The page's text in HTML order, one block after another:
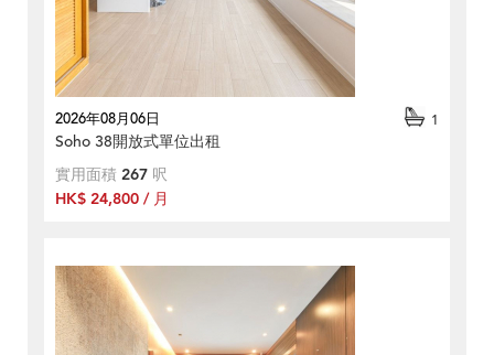
2026年08月06日 1
Soho 38開放式單位出租
實用面積 267 呎
HK$ 24,800 / 月